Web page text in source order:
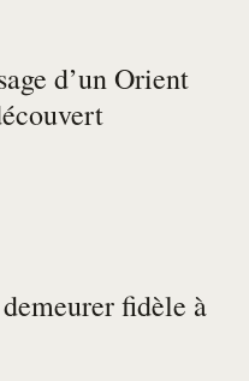
d’un Orient
fidèle à